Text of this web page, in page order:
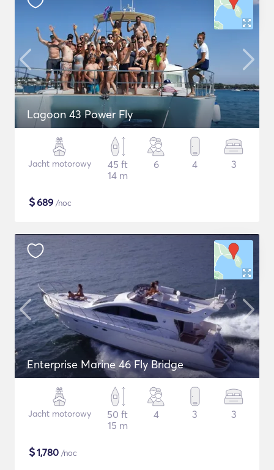
Lagoon 43 Power Fly
Jacht motorowy
45 ft
14 m
6 4 3
$689 /noc
Enterprise Marine 46 Fly Bridge
Jacht motorowy
50 ft
15 m
4 3 3
$1,780 /noc